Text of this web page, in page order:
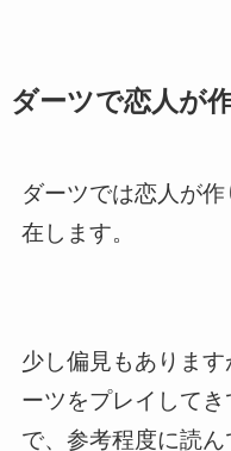
ダーツで恋人が
ダーツでは恋人が
在します。
少し偏見もありま
ーツをプレイして
で、参考程度に読ん